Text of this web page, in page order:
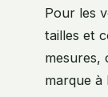
Pour les
tailles et
mesures,
marque à